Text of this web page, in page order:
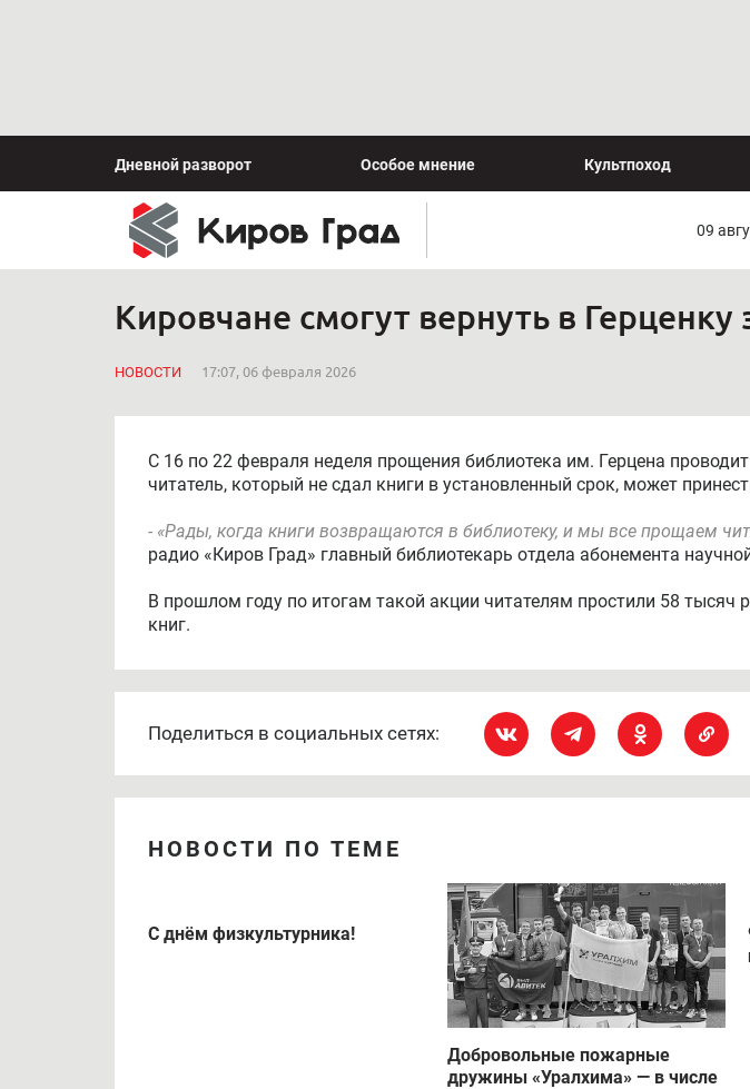
Дневной разворот Особое мнение Культпоход
09
Кировчане смогут вернуть в
НОВОСТИ 17:07, 06 февраля 2026
С 16 по 22 февраля неделя прощения библиотека им. Герцена
читатель, который не сдал книги в установленный срок, может
- «Рады, когда книги возвращаются в библиотеку, и мы все прощаем
радио «Киров Град» главный библиотекарь отдела абонемента
В прошлом году по итогам такой акции читателям простили 58 тысяч
книг.
Поделиться в социальных сетях:
НОВОСТИ ПО ТЕМЕ
С днём физкультурника!
Добровольные пожарные
дружины «Уралхима» — в числе